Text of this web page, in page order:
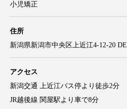
小児矯正
住所
新潟県新潟市中央区上近江4-12-20
アクセス
新潟交通 上近江バス停より徒歩2分
JR越後線 関屋駅より車で8分